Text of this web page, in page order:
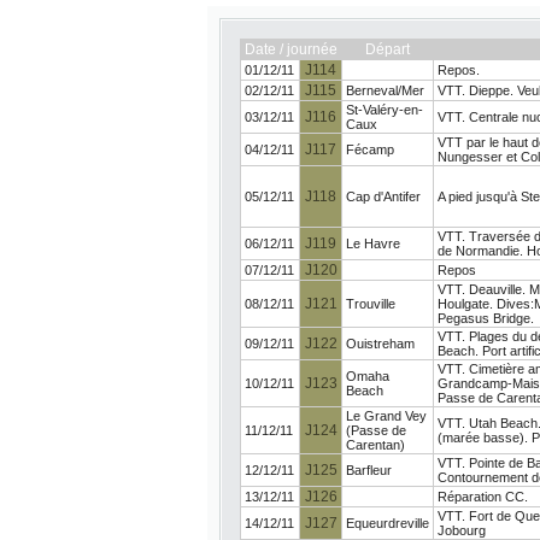
Date / journée Départ
01/12/11 J114
Repos.
02/12/11
J115 Berneval/Mer
VTT. Dieppe.
03/12/11
J116
St-Valéry-en-
Caux
VTT. Centrale
04/12/11 J117 Fécamp
VTT par le haut
Nungesser et
05/12/11 J118 Cap d'Antifer A pied jusqu'à
06/12/11 J119 Le Havre
VTT. Traversée
de Normandie.
07/12/11
J120 Repos
08/12/11 J121 Trouville
VTT. Deauville.
Houlgate.
Pegasus Bridge.
09/12/11
J122 Ouistreham
VTT. Plages du
Beach. Port
10/12/11 J123
Omaha
Beach
VTT. Cimetière
Grandcamp-
Passe de
11/12/11 J124
Le Grand Vey
(Passe de
Carentan)
VTT. Utah
(marée basse).
12/12/11 J125 Barfleur
VTT. Pointe de
Contournement
13/12/11
J126
Réparation CC.
14/12/11
J127 Equeurdreville VTT. Fort de
Jobourg